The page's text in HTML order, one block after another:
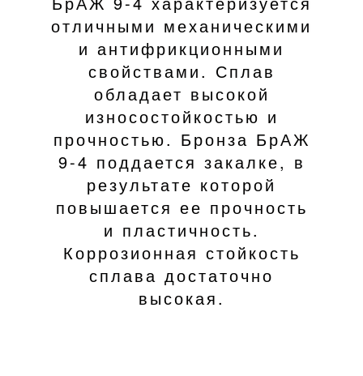
отличными механическими
и антифрикционными
свойствами. Сплав
обладает высокой
износостойкостью и
прочностью. Бронза БрАЖ
9-4 поддается закалке, в
результате которой
повышается ее прочность
и пластичность.
Коррозионная стойкость
сплава достаточно
высокая.